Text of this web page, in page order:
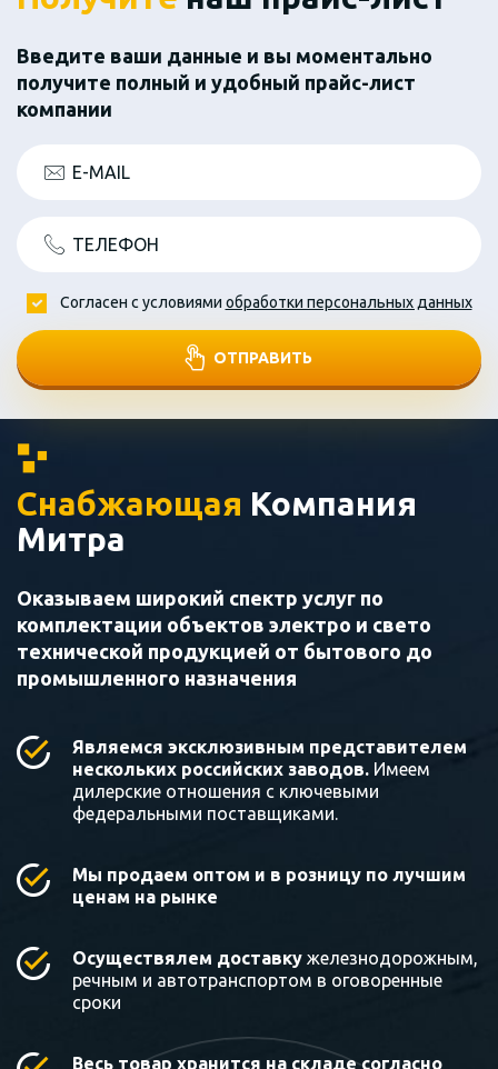
Введите ваши данные и вы моментально
получите полный и удобный прайс-лист
компании
E-MAIL
ТЕЛЕФОН
ОТПРАВИТЬ
Согласен с условиями обработки персональных данных
Снабжающая Компания
Митра
Оказываем широкий спектр услуг по
комплектации объектов электро и свето
технической продукцией от бытового до
промышленного назначения
Являемся эксклюзивным представителем
нескольких российских заводов. Имеем
дилерские отношения с ключевыми
федеральными поставщиками.
Мы продаем оптом и в розницу по лучшим
ценам на рынке
Осуществялем доставку железнодорожным,
речным и автотранспортом в оговоренные
сроки
Весь товар хранится на складе согласно